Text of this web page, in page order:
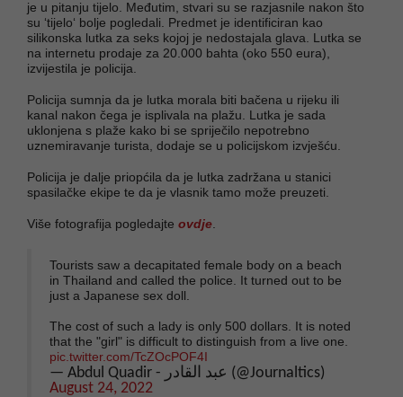
je u pitanju tijelo. Međutim, stvari su se razjasnile nakon što
su ‘tijelo‘ bolje pogledali. Predmet je identificiran kao
silikonska lutka za seks kojoj je nedostajala glava. Lutka se
na internetu prodaje za 20.000 bahta (oko 550 eura),
izvijestila je policija.
Policija sumnja da je lutka morala biti bačena u rijeku ili
kanal nakon čega je isplivala na plažu. Lutka je sada
uklonjena s plaže kako bi se spriječilo nepotrebno
uznemiravanje turista, dodaje se u policijskom izvješću.
Policija je dalje priopćila da je lutka zadržana u stanici
spasilačke ekipe te da je vlasnik tamo može preuzeti.
Više fotografija pogledajte ovdje
Tourists saw a decapitated female body on a beach
in Thailand and called the police. It turned out to be
just a Japanese sex doll.
The cost of such a lady is only 500 dollars. It is noted
that the "girl" is difficult to distinguish from a live one.
pic.twitter.com/TcZOcPOF4I
— Abdul Quadir - عبد القادر (@Journaltics)
August 24, 2022